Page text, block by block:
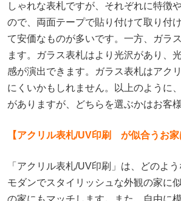
しゃれな表札ですが、それぞれに特徴
ので、両面テープで貼り付けて取り付
て安価なものが多いです。一方、ガラ
ます。ガラス表札はより光沢があり、
感が演出できます。ガラス表札はアク
にくいかもしれません。以上のように
がありますが、どちらを選ぶかはお客
【アクリル表札/UV印刷 が似合うお家
「アクリル表札/UV印刷」は、どのよ
モダンでスタイリッシュな外観の家に
の家にもマッチします。また、自由に